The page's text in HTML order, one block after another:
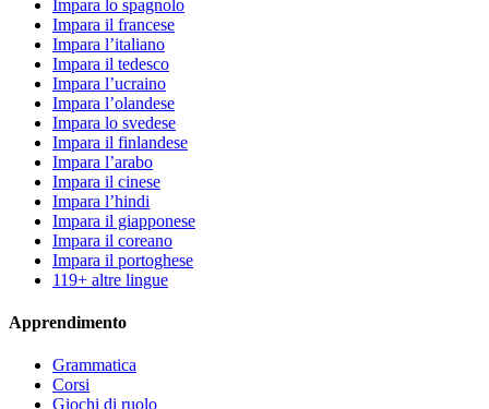
Impara lo spagnolo
Impara il francese
Impara l’italiano
Impara il tedesco
Impara l’ucraino
Impara l’olandese
Impara lo svedese
Impara il finlandese
Impara l’arabo
Impara il cinese
Impara l’hindi
Impara il giapponese
Impara il coreano
Impara il portoghese
119+ altre lingue
Apprendimento
Grammatica
Corsi
Giochi di ruolo